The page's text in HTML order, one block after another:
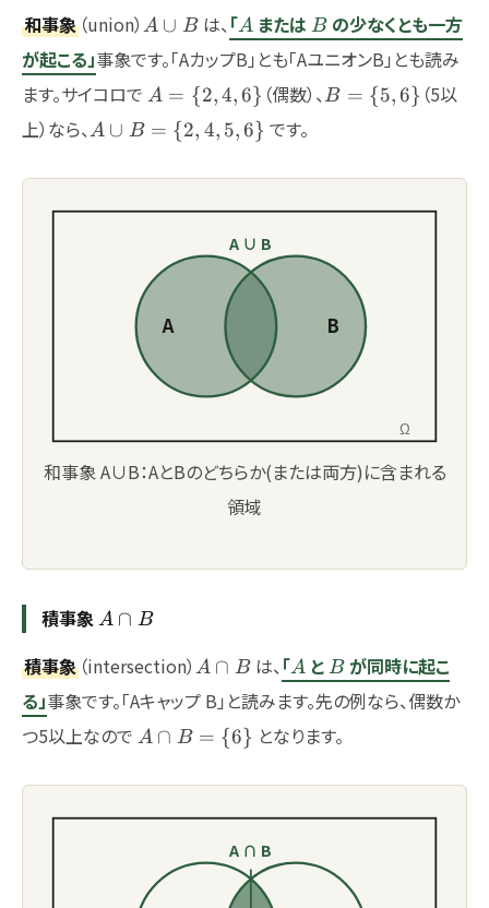
B
和事象 （union） A
B
A ∪ Bは、 「A
Aまたは B
Bの少なくとも一方
が起こる」事象です。「AカップB」とも「AユニオンB」とも読み
ます。サイコロで A=\
{2,4,6\}
A = {2,4,6} （偶数）、B=\
{5,6\}
B = {5,6} （5以
上）なら、 A\cup
{2,4,5,6\}
A ∪ B = {2, 4, 5,6} です。
Ω
A B
A ∪ B
和事象 A∪B：AとBのどちらか(または両方)に含まれる
領域
積事象 A
B
A ∩ B
積事象 （intersection） A
B
A ∩ Bは、 「A
Aと B
Bが同時に起こ
る」事象です。「Aキャップ B」と読みます。先の例なら、偶数か
つ5以上なので A\cap
{6\}
A ∩ B = {6} となります。
A ∩ B